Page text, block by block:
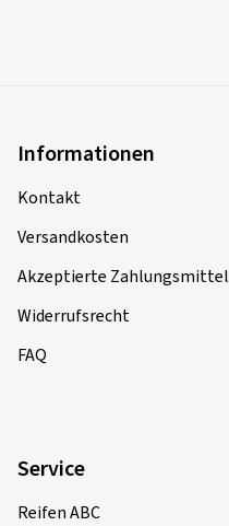
Informationen
Kontakt
Versandkosten
Akzeptierte Zahlungsmittel
Widerrufsrecht
FAQ
Service
Reifen ABC